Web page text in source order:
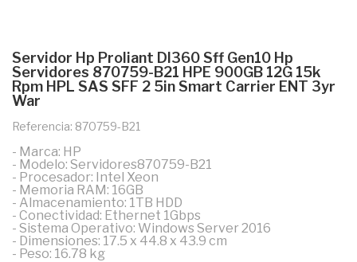
Servidor Hp Proliant Dl360 Sff Gen10 Hp
Servidores 870759-B21 HPE 900GB 12G 15k
Rpm HPL SAS SFF 2 5in Smart Carrier ENT 3yr
War
Referencia: 870759-B21
- Marca: HP
- Modelo: Servidores870759-B21
- Procesador: Intel Xeon
- Memoria RAM: 16GB
- Almacenamiento: 1TB HDD
- Conectividad: Ethernet 1Gbps
- Sistema Operativo: Windows Server 2016
- Dimensiones: 17.5 x 44.8 x 43.9 cm
- Peso: 16.78 kg